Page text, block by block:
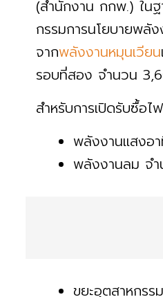
(สำนักงาน กกพ.) ในฐ
กรรมการนโยบายพลั
จากพลังงานหมุนเวียน
รอบที่สอง จำนวน
สำหรับการเปิดรับซื้อ
พลังงานแสงอ
พลังงานลม จ
ขยะอุตสาหกร